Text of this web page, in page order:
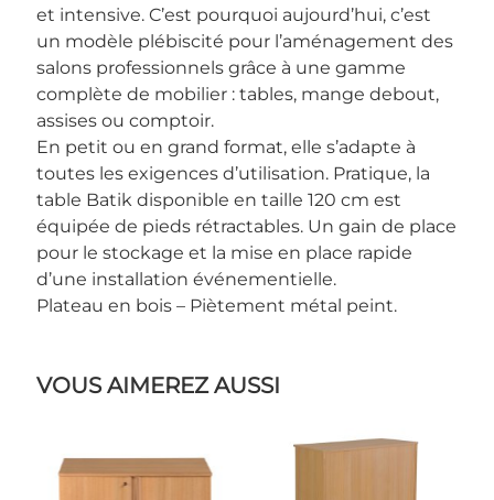
et intensive. C’est pourquoi aujourd’hui, c’est
un modèle plébiscité pour l’aménagement des
salons professionnels grâce à une gamme
complète de mobilier : tables, mange debout,
assises ou comptoir.
En petit ou en grand format, elle s’adapte à
toutes les exigences d’utilisation. Pratique, la
table Batik disponible en taille 120 cm est
équipée de pieds rétractables. Un gain de place
pour le stockage et la mise en place rapide
d’une installation événementielle.
Plateau en bois – Piètement métal peint.
VOUS AIMEREZ AUSSI